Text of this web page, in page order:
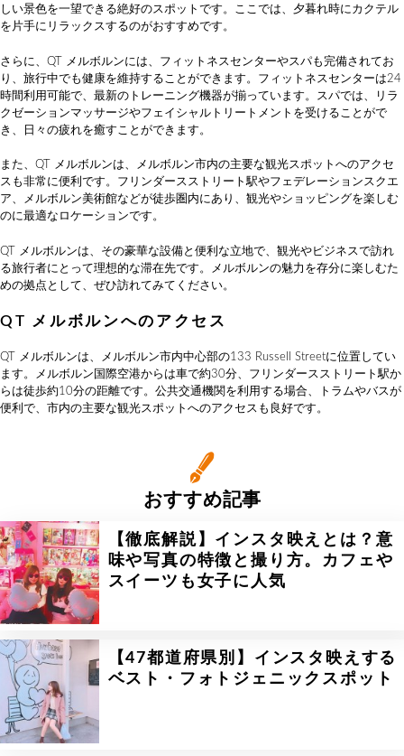
しい景色を一望できる絶好のスポットです。ここでは、夕暮れ時にカクテル
を片手にリラックスするのがおすすめです。
さらに、QT メルボルンには、フィットネスセンターやスパも完備されてお
り、旅行中でも健康を維持することができます。フィットネスセンターは24
時間利用可能で、最新のトレーニング機器が揃っています。スパでは、リラ
クゼーションマッサージやフェイシャルトリートメントを受けることがで
き、日々の疲れを癒すことができます。
また、QT メルボルンは、メルボルン市内の主要な観光スポットへのアクセ
スも非常に便利です。フリンダースストリート駅やフェデレーションスクエ
ア、メルボルン美術館などが徒歩圏内にあり、観光やショッピングを楽しむ
のに最適なロケーションです。
QT メルボルンは、その豪華な設備と便利な立地で、観光やビジネスで訪れ
る旅行者にとって理想的な滞在先です。メルボルンの魅力を存分に楽しむた
めの拠点として、ぜひ訪れてみてください。
QT メルボルンへのアクセス
QT メルボルンは、メルボルン市内中心部の133 Russell Streetに位置してい
ます。メルボルン国際空港からは車で約30分、フリンダースストリート駅か
らは徒歩約10分の距離です。公共交通機関を利用する場合、トラムやバスが
便利で、市内の主要な観光スポットへのアクセスも良好です。
おすすめ記事
【徹底解説】インスタ映えとは？意
味や写真の特徴と撮り方。カフェや
スイーツも女子に人気
【47都道府県別】インスタ映えする
ベスト・フォトジェニックスポット